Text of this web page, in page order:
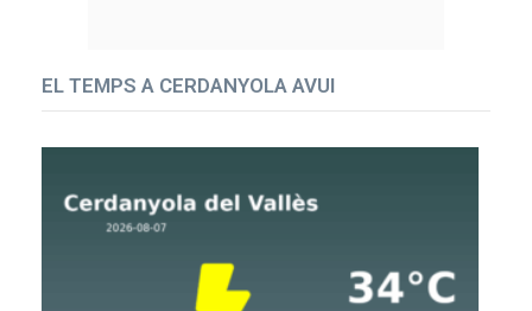
EL TEMPS A CERDANYOLA AVUI